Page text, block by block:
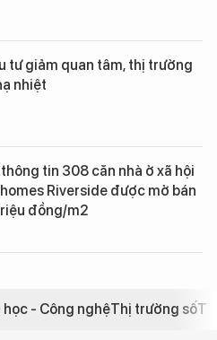
tư giảm quan tâm, thị trường
nhiệt
tin 308 căn nhà ở xã hội
Riverside được mở bán
đồng/m2
học - Công nghệThị trường số